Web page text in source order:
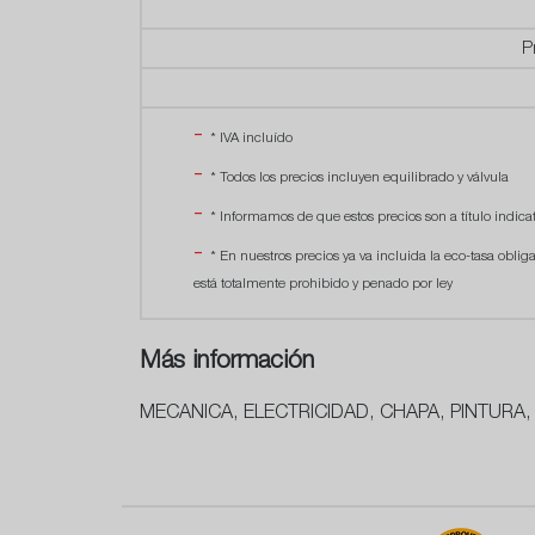
* IVA incluído
* Todos los precios incluyen equilibrado y válvula
* Informamos de que estos precios son a título
* En nuestros precios ya va incluida la eco-tasa
está totalmente prohibido y penado por ley
Más información
MECANICA, ELECTRICIDAD, CHAPA,